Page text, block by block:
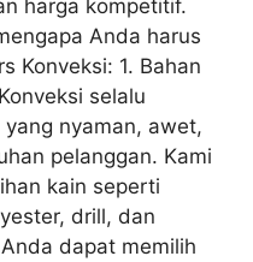
harga kompetitif.
Anda harus
Konveksi: 1. Bahan
selalu
nyaman, awet,
pelanggan. Kami
kain seperti
drill, dan
dapat memilih